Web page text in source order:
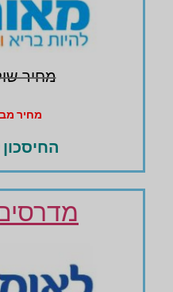
מחיר שוק:
מחיר מבצע:
החיסכון